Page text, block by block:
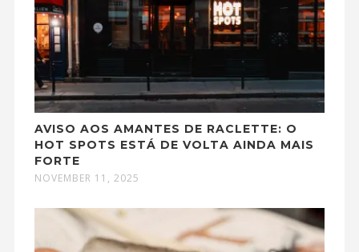
AVISO AOS AMANTES DE RACLETTE: O
HOT SPOTS ESTÁ DE VOLTA AINDA MAIS
FORTE
NOVEMBER 11, 2025